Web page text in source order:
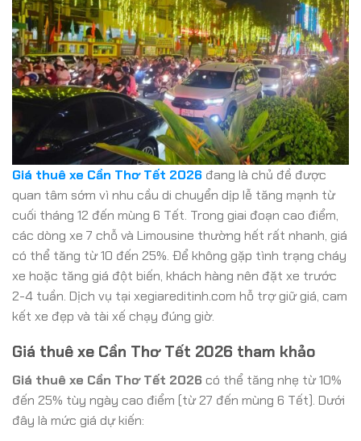
Giá thuê xe Cần Thơ Tết 2026 đang là chủ đề được
quan tâm sớm vì nhu cầu di chuyển dịp lễ tăng mạnh từ
cuối tháng 12 đến mùng 6 Tết. Trong giai đoạn cao điểm,
các dòng xe 7 chỗ và Limousine thường hết rất nhanh, giá
có thể tăng từ 10 đến 25%. Để không gặp tình trạng cháy
xe hoặc tăng giá đột biến, khách hàng nên đặt xe trước
2-4 tuần. Dịch vụ tại xegiareditinh.com hỗ trợ giữ giá, cam
kết xe đẹp và tài xế chạy đúng giờ.
Giá thuê xe Cần Thơ Tết 2026 tham khảo
Giá thuê xe Cần Thơ Tết 2026 có thể tăng nhẹ từ 10%
đến 25% tùy ngày cao điểm (từ 27 đến mùng 6 Tết). Dưới
đây là mức giá dự kiến: